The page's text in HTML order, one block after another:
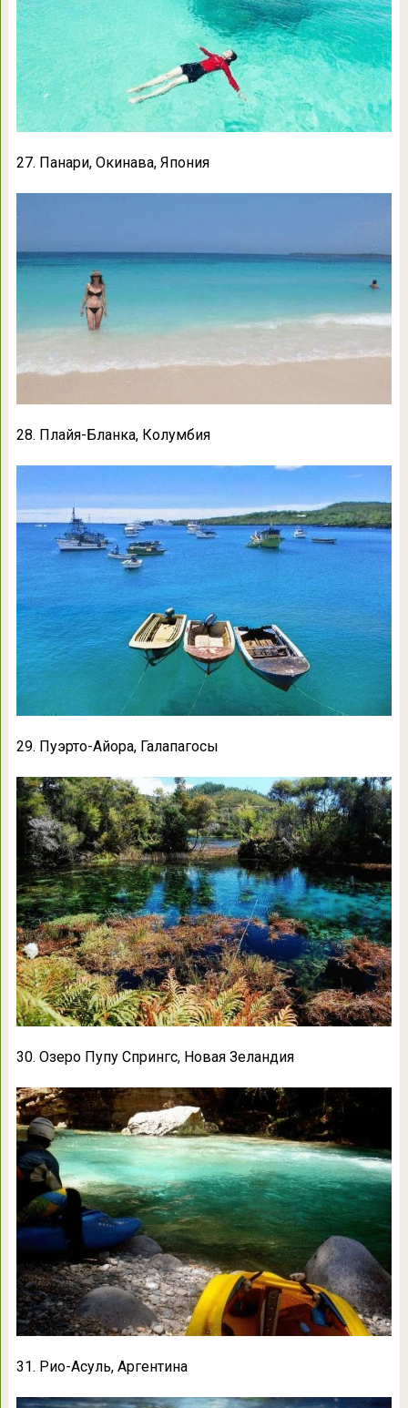
27. Панари, Окинава, Япония
28. Плайя-Бланка, Колумбия
29. Пуэрто-Айора, Галапагосы
30. Озеро Пупу Спрингс, Новая Зеландия
31. Рио-Асуль, Аргентина